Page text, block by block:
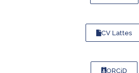
CV Lattes
ORCiD